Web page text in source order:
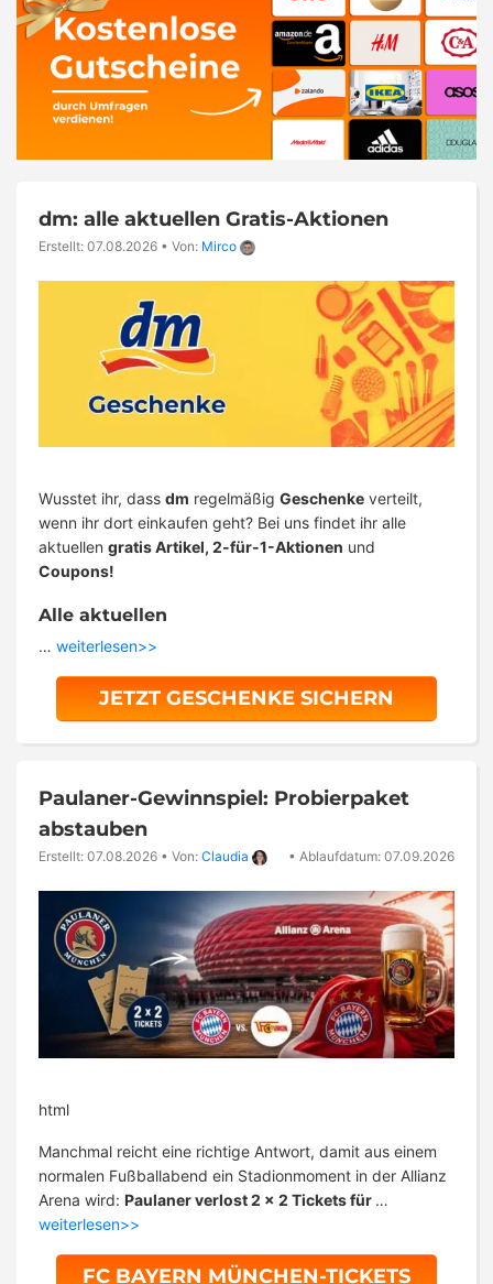
dm: alle aktuellen Gratis-Aktionen
Erstellt: 07.08.2026 • Von: Mirco
Wusstet ihr, dass dm regelmäßig Geschenke verteilt,
wenn ihr dort einkaufen geht? Bei uns findet ihr alle
aktuellen gratis Artikel, 2-für-1-Aktionen und
Coupons!
Alle aktuellen
… weiterlesen>>
JETZT GESCHENKE SICHERN
Paulaner-Gewinnspiel: Probierpaket
abstauben
Erstellt: 07.08.2026 • Von: Claudia • Ablaufdatum: 07.09.2026
html
Manchmal reicht eine richtige Antwort, damit aus einem
normalen Fußballabend ein Stadionmoment in der Allianz
Arena wird: Paulaner verlost 2 x 2 Tickets für …
weiterlesen>>
FC BAYERN MÜNCHEN-TICKETS